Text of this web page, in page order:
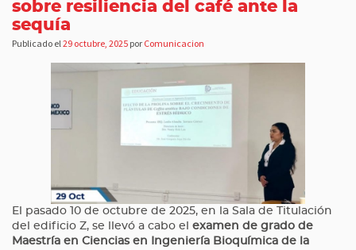
sobre resiliencia del café ante la
sequía
Publicado el29 octubre, 2025 por Comunicacion
El pasado 10 de octubre de 2025, en la Sala de Titulación
del edificio Z, se llevó a cabo el examen de grado de
Maestría en Ciencias en Ingeniería Bioquímica de la